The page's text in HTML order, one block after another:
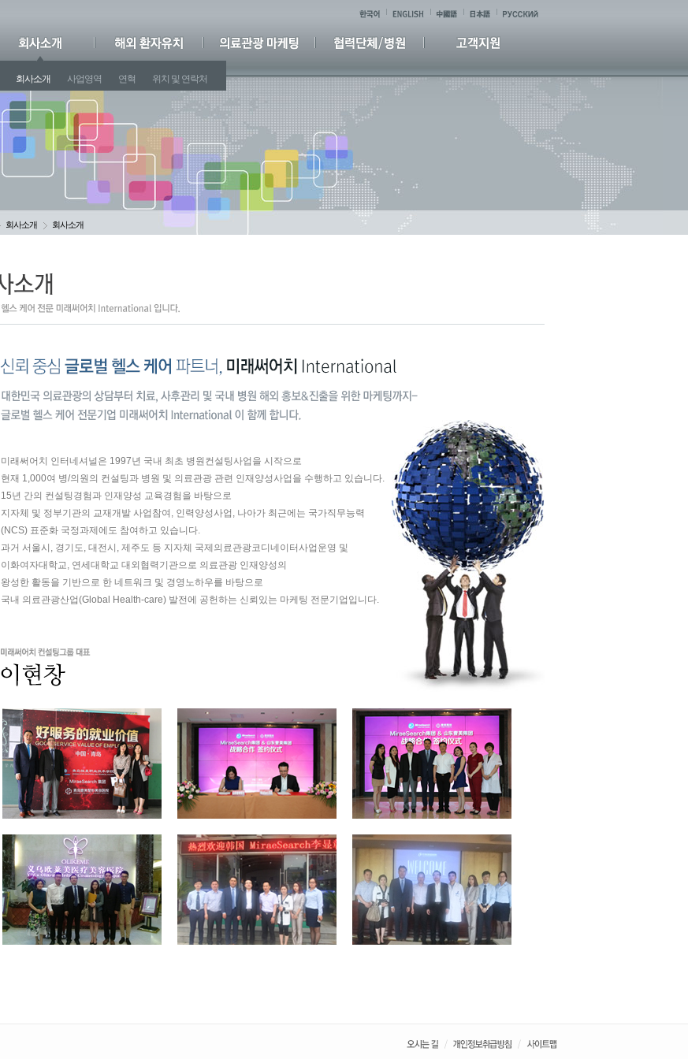
회사소개 사업영역 연혁 위치 및 연락처
회사소개 회사소개
미래써어치 인터네셔널은 1997년 국내 최초 병원컨설팅사업을 시작으로
현재 1,000여 병/의원의 컨설팅과 병원 및 의료관광 관련 인재양성사업을 수행하고 있습니다.
15년 간의 컨설팅경험과 인재양성 교육경험을 바탕으로
지자체 및 정부기관의 교재개발 사업참여, 인력양성사업, 나아가 최근에는 국가직무능력
(NCS) 표준화 국정과제에도 참여하고 있습니다.
과거 서울시, 경기도, 대전시, 제주도 등 지자체 국제의료관광코디네이터사업운영 및
이화여자대학교, 연세대학교 대외협력기관으로 의료관광 인재양성의
왕성한 활동을 기반으로 한 네트워크 및 경영노하우를 바탕으로
국내 의료관광산업(Global Health-care) 발전에 공헌하는 신뢰있는 마케팅 전문기업입니다.